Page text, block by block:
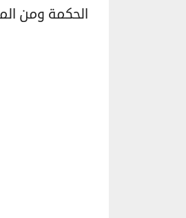
الحكمة ومن المتوقع